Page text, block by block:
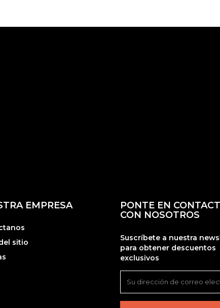
EMPRESA
sitio
PONTE EN
CON NOSOTROS
Suscríbete a nuestra
para obtener descuentos
exclusivos